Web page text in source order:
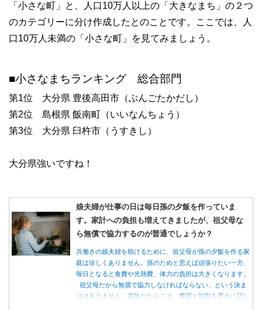
「小さな町」と、人口10万人以上の「大きなまち」の２つ
のカテゴリーに分け作成したとのことです。ここでは、人
口10万人未満の「小さな町」を見てみましょう。
■小さなまちランキング 総合部門
第1位 大分県 豊後高田市（ぶんごたかだし）
第2位 島根県 飯南町（いいなんちょう）
第3位 大分県 臼杵市（うすきし）
大分県強いですね！
娘夫婦が仕事の日は毎日孫の夕飯を作っていま
す。家計への負担も増えてきましたが、祖父母な
ら無償で協力するのが普通でしょうか？
共働きの娘夫婦を助けるために、祖父母が孫の夕飯を作る家
庭は珍しくありません。孫のためと思えば頑張りたい一方、
毎日となると食費や光熱費、体力の負担は大きくなります。
祖父母だから無償で協力しなければならない、という決ま
りはありません。家族だからこそ、費用と役割を早めに話し